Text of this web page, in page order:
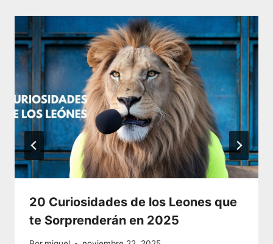
20 Curiosidades de los Leones que
te Sorprenderán en 2025